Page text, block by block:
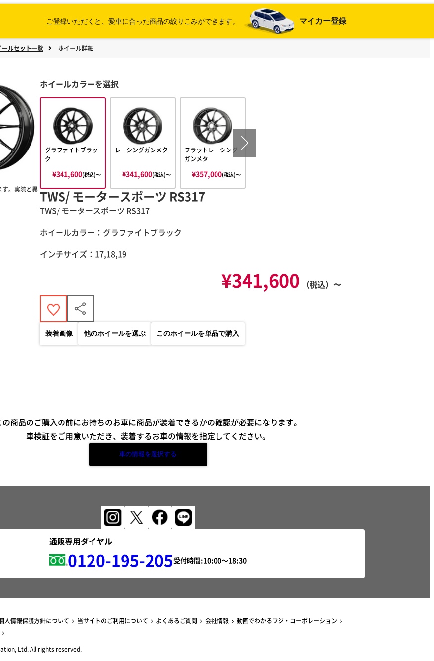
ご登録いただくと、愛車に合った商品の絞りこみができます。 マイカー登録
ルセット一覧 ホイール詳細
。実際と異
ホイールカラーを選択
グラファイトブラッ
ク
¥341,600(税込)〜
レーシングガンメタ
¥341,600(税込)〜
フラットレーシング
ガンメタ
¥357,000(税込)〜
トブラック
TWS/ モータースポーツ RS317
TWS/ モータースポーツ RS317
ホイールカラー：グラファイトブラック
インチサイズ：17,18,19
¥341,600 （税込）〜
装着画像 他のホイールを選ぶ このホイールを単品で購入
の商品のご購入の前にお持ちのお車に商品が装着できるかの確認が必要になります。
車検証をご用意いただき、装着するお車の情報を指定してください。
車の情報を選択する
通販専用ダイヤル
0120-195-205受付時間:
人情報保護方針について 当サイトのご利用について よくあるご質問 会社情報
動画でわかるフジ・コーポレーション
Ltd. All rights reserved.